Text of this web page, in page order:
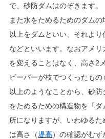
で、砂防ダムはのぞきます。
また水をためるためのダム
以上をダムといい、それより
などといいます。なおアメ
を変えることはなく、高さ2
ビーバーが枝でつくったもの
以上のようなことから、砂
をためるための構造物を「
所になりますが、いわゆる
は高さ（堤高）の確認がむ